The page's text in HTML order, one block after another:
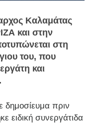
Καλαμάτας
και στην
στη
του, που
και
πριν
ειδική συνεργάτιδα